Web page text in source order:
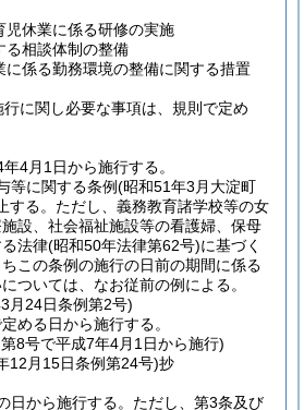
児休業に係る研修の実施
る相談体制の整備
に係る勤務環境の整備に関する措置
行に関し必要な事項は、規則で定め
4月1日から施行する。
等に関する条例(昭和51年3月大淀町
する。 ただし、義務教育諸学校等の女
設、社会福祉施設等の看護婦、保母
法律(昭和50年法律第62号)に基づく
この条例の施行の日前の期間に係る
ついては、なお従前の例による。
月24日条例第2号)
める日から施行する。
8号で平成7年4月1日から施行)
12月15日条例第24号)抄
日から施行する。 ただし、第3条及び